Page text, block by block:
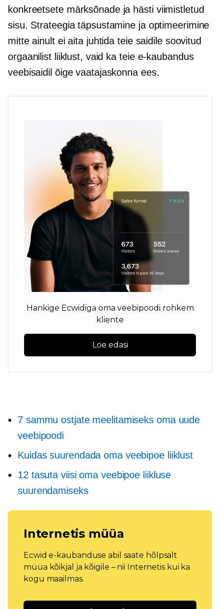
konkreetsete märksõnade ja hästi viimistletud
sisu. Strateegia täpsustamine ja optimeerimine
mitte ainult ei aita juhtida teie saidile soovitud
orgaanilist liiklust, vaid ka teie e-kaubandus
veebisaidil õige vaatajaskonna ees.
Hankige Ecwidiga oma veebipoodi rohkem
kliente
Loe edasi
7 sammu ostjate meelitamiseks oma uude
veebipoodi
Kuidas suurendada oma veebipoe liiklust
12 tasuta viisi oma veebipoe liikluse
suurendamiseks
Internetis müüa
Ecwid e-kaubanduse abil saate hõlpsalt
müüa kõikjal ja kõigile – nii Internetis kui ka
kogu maailmas.